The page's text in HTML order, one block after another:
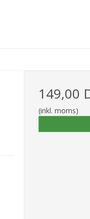
149,00
(inkl. moms)